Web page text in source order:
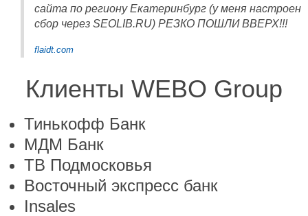
сайта по региону Екатеринбург (у меня настроен
сбор через SEOLIB.RU) РЕЗКО ПОШЛИ ВВЕРХ!!!
flaidt.com
Клиенты WEBO Group
Тинькофф Банк
МДМ Банк
ТВ Подмосковья
Восточный экспресс банк
Insales